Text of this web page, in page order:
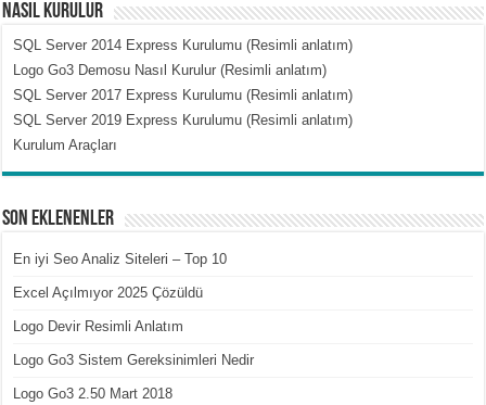
Nasıl Kurulur
SQL Server 2014 Express Kurulumu (Resimli anlatım)
Logo Go3 Demosu Nasıl Kurulur (Resimli anlatım)
SQL Server 2017 Express Kurulumu (Resimli anlatım)
SQL Server 2019 Express Kurulumu (Resimli anlatım)
Kurulum Araçları
Son Eklenenler
En iyi Seo Analiz Siteleri – Top 10
Excel Açılmıyor 2025 Çözüldü
Logo Devir Resimli Anlatım
Logo Go3 Sistem Gereksinimleri Nedir
Logo Go3 2.50 Mart 2018